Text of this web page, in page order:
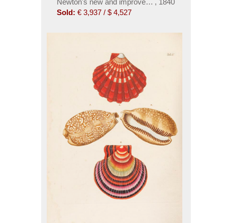
Newton's new and improved terrestrial globe
, 1840
Sold: € 3,937 / $ 4,527